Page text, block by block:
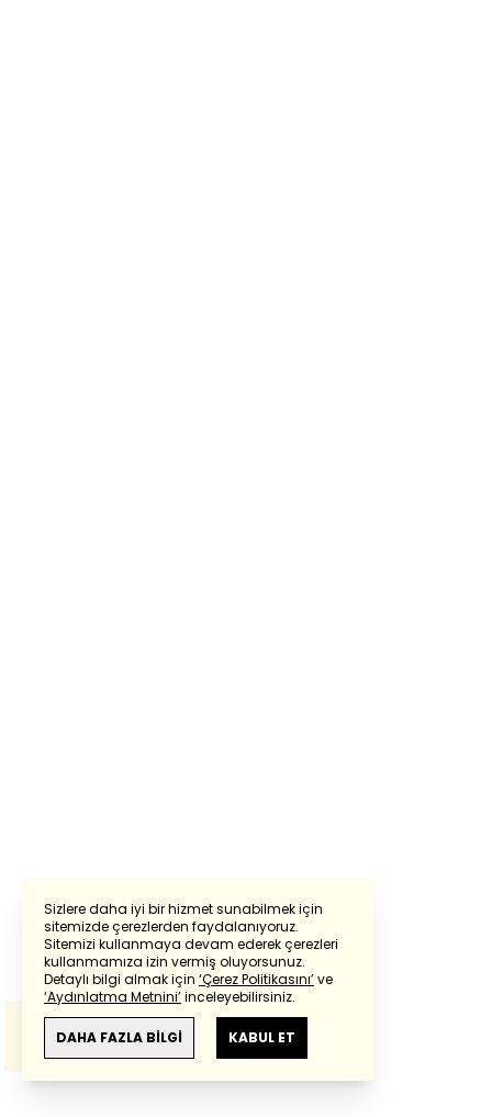
Sizlere daha iyi bir hizmet sunabilmek için
sitemizde çerezlerden faydalanıyoruz.
Sitemizi kullanmaya devam ederek çerezleri
kullanmamıza izin vermiş oluyorsunuz.
Detaylı bilgi almak için ‘Çerez Politikasını’ve
‘Aydınlatma Metnini’inceleyebilirsiniz.
DAHA FAZLA BİLGİ KABUL ET
Powered by Translate
Bu çevirideGoogle Transletekullanılmıştır.
Anlam ve çeviri hatalarından
haberturk.com
sorumlu değildir.